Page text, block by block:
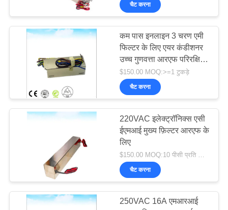
आरएफ ढाल दरवाजा
श्री फैराडे पिंजरा
21
चैट करना
कम पास इनलाइन 3 चरण एमी
फिल्टर के लिए एयर कंडीशनर
उच्च गुणवत्ता आरएफ परिरक्षित
कमरे आरएफ परिरक्षित कमरे
$150.00 MOQ:>=1 टुकड़े
चैट करना
220VAC इलेक्ट्रॉनिक्स एसी
ईएमआई मुख्य फ़िल्टर आरएफ के
लिए
$150.00 MOQ:10 पीसी प्रति ऑर्डर
चैट करना
250VAC 16A एमआरआई